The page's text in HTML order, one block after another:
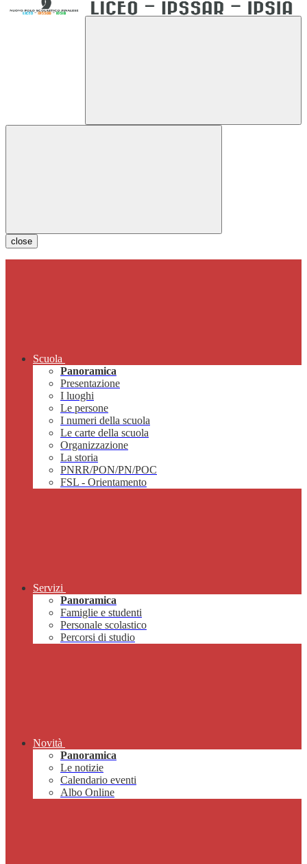
close
Scuola
Panoramica
Presentazione
I luoghi
Le persone
I numeri della scuola
Le carte della scuola
Organizzazione
La storia
PNRR/PON/PN/POC
FSL - Orientamento
Servizi
Panoramica
Famiglie e studenti
Personale scolastico
Percorsi di studio
Novità
Panoramica
Le notizie
Calendario eventi
Albo Online